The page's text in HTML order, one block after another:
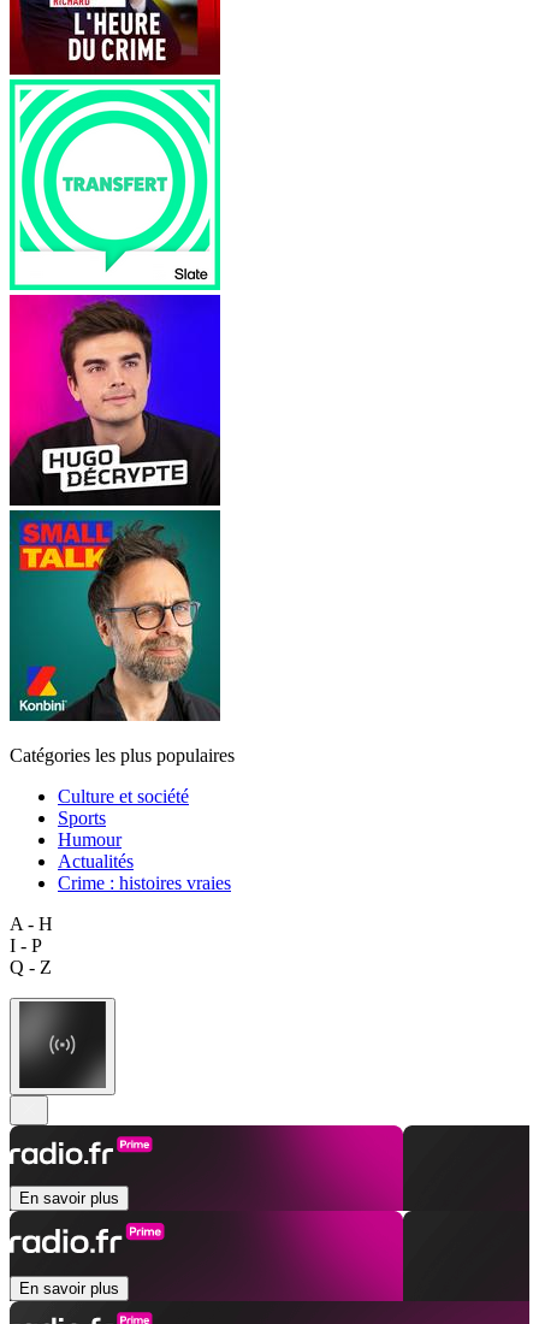
Catégories les plus populaires
Culture et société
Sports
Humour
Actualités
Crime : histoires vraies
A - H
I - P
Q - Z
En savoir plus
En savoir plus